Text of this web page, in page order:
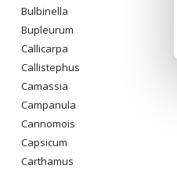
Bulbinella
Bupleurum
Callicarpa
Callistephus
Camassia
Campanula
Cannomois
Capsicum
Carthamus